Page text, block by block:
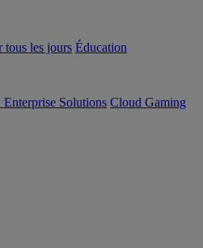
tous les jours Éducation
Enterprise Solutions Cloud Gaming